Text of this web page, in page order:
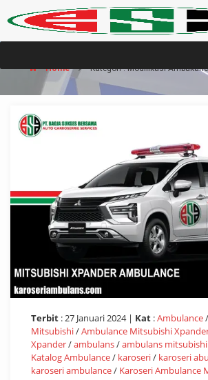
Home Kategori : Modifikasi
Terbit : 27 Januari 2024 | Kat :Ambulance/
Mitsubishi/Ambulance Mitsubishi
Xpander/ambulans/ambulans mitsubishi
Katalog Ambulance/ karoseri/ karoseri
karoseri ambulance/ Karoseri Ambulance